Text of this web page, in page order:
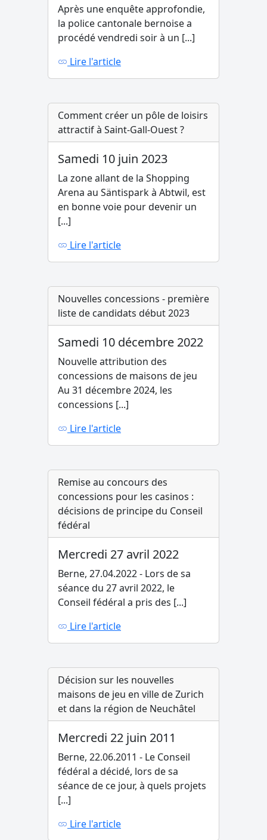
Après une enquête approfondie,
la police cantonale bernoise a
procédé vendredi soir à un [...]
Lire l'article
Comment créer un pôle de loisirs
attractif à Saint-Gall-Ouest ?
Samedi 10 juin 2023
La zone allant de la Shopping
Arena au Säntispark à Abtwil, est
en bonne voie pour devenir un
[...]
Lire l'article
Nouvelles concessions - première
liste de candidats début 2023
Samedi 10 décembre 2022
Nouvelle attribution des
concessions de maisons de jeu
Au 31 décembre 2024, les
concessions [...]
Lire l'article
Remise au concours des
concessions pour les casinos :
décisions de principe du Conseil
fédéral
Mercredi 27 avril 2022
Berne, 27.04.2022 - Lors de sa
séance du 27 avril 2022, le
Conseil fédéral a pris des [...]
Lire l'article
Décision sur les nouvelles
maisons de jeu en ville de Zurich
et dans la région de Neuchâtel
Mercredi 22 juin 2011
Berne, 22.06.2011 - Le Conseil
fédéral a décidé, lors de sa
séance de ce jour, à quels projets
[...]
Lire l'article